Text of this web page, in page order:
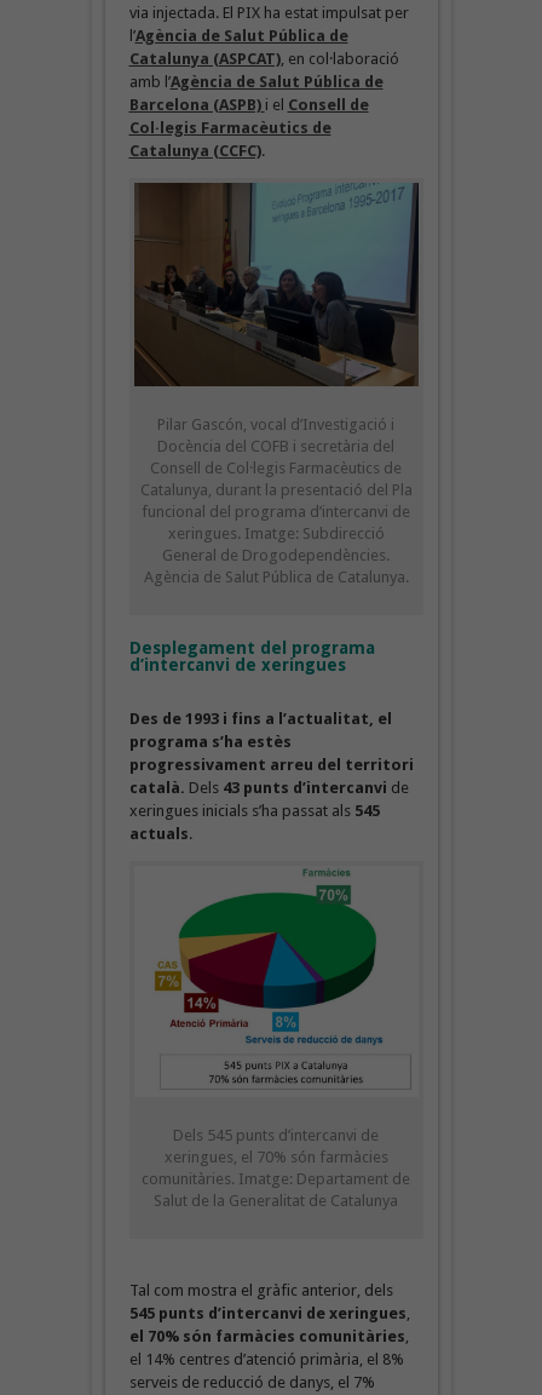
via injectada. El PIX ha estat impulsat per
l’Agència de Salut Pública de
Catalunya (ASPCAT), en col·laboració
amb l’Agència de Salut Pública de
Barcelona (ASPB) i el Consell de
Col·legis Farmacèutics de
Catalunya (CCFC).
Pilar Gascón, vocal d’Investigació i
Docència del COFB i secretària del
Consell de Col·legis Farmacèutics de
Catalunya, durant la presentació del Pla
funcional del programa d’intercanvi de
xeringues. Imatge: Subdirecció
General de Drogodependències.
Agència de Salut Pública de Catalunya.
Desplegament del programa
d’intercanvi de xeringues
Des de 1993 i fins a l’actualitat, el
programa s’ha estès
progressivament arreu del territori
català. Dels 43 punts d’intercanvi de
xeringues inicials s’ha passat als 545
actuals.
Dels 545 punts d’intercanvi de
xeringues, el 70% són farmàcies
comunitàries. Imatge: Departament de
Salut de la Generalitat de Catalunya
Tal com mostra el gràfic anterior, dels
545 punts d’intercanvi de xeringues,
el 70% són farmàcies comunitàries,
el 14% centres d’atenció primària, el 8%
serveis de reducció de danys, el 7%